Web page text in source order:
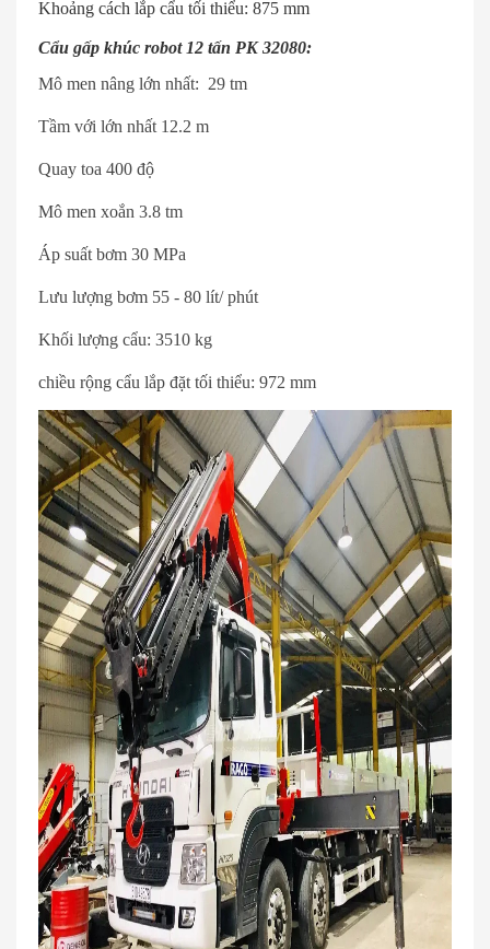
Khoảng cách lắp cẩu tối thiểu: 875 mm
Cẩu gấp khúc robot 12 tấn PK 32080:
Mô men nâng lớn nhất: 29 tm
Tầm với lớn nhất 12.2 m
Quay toa 400 độ
Mô men xoắn 3.8 tm
Áp suất bơm 30 MPa
Lưu lượng bơm 55 - 80 lít/ phút
Khối lượng cẩu: 3510 kg
chiều rộng cẩu lắp đặt tối thiểu: 972 mm